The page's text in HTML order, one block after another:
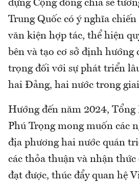
dựng Cộng đồng chia sẻ
Trung Quốc có ý nghĩa
văn kiện hợp tác, thể hiện
bên và tạo cơ sở định hướng
trọng đối với sự phát triển
hai Đảng, hai nước trong
Hướng đến năm 2024, Tổng
Phú Trọng mong muốn các
địa phương hai nước quán
các thỏa thuận và nhận thức
đạt được, thúc đẩy quan hệ